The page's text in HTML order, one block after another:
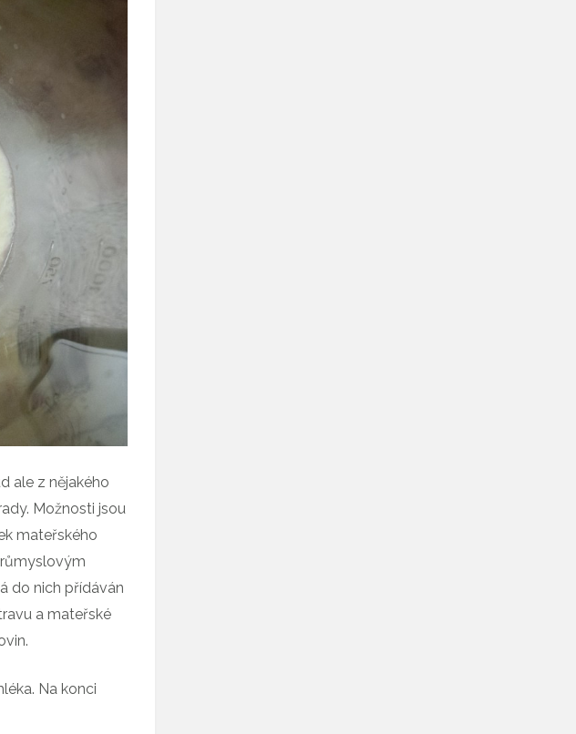
ale z nějakého
Možnosti jsou
mateřského
do nich přídáván
a mateřské
Na konci